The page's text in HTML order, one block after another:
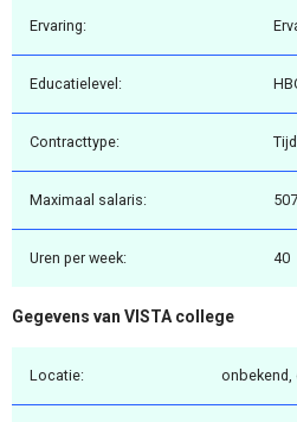
Ervaring:
Educatielevel:
Contracttype:
Maximaal salaris:
Uren per week: 40
Gegevens van VISTA college
Locatie: onbekend,